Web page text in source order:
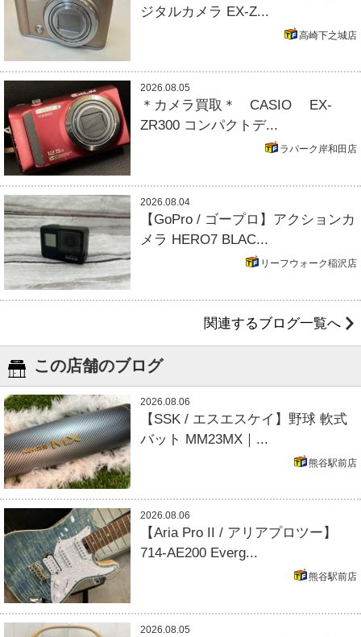
ジタルカメラ EX-Z...
高崎下之城店
2026.08.05
＊カメラ買取＊ CASIO EX-
ZR300 コンパクトデ...
ラパーク岸和田店
2026.08.04
【GoPro / ゴープロ】アクションカ
メラ HERO7 BLAC...
リーフウォーク稲沢店
関連するブログ一覧へ
この店舗のブログ
2026.08.06
【SSK / エスエスケイ】野球 軟式
バット MM23MX｜...
熊谷駅前店
2026.08.06
【Aria Pro II / アリアプロツー】
714-AE200 Everg...
熊谷駅前店
2026.08.05